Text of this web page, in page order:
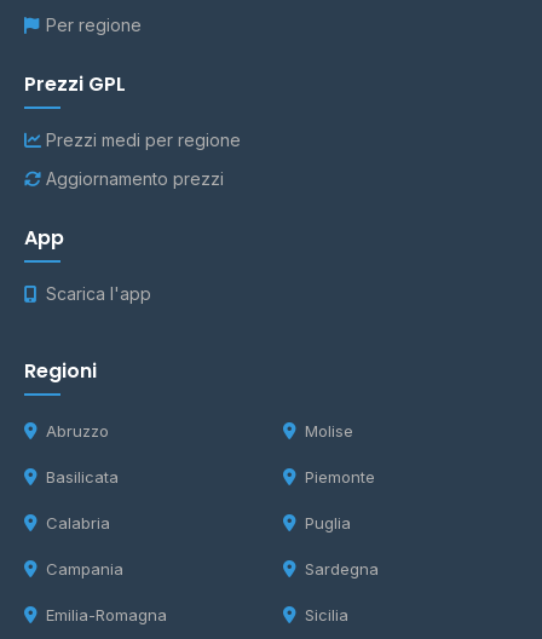
Per regione
Prezzi GPL
Prezzi medi per regione
Aggiornamento prezzi
App
Scarica l'app
Regioni
Abruzzo
Basilicata
Calabria
Campania
Emilia-Romagna
Molise
Piemonte
Puglia
Sardegna
Sicilia